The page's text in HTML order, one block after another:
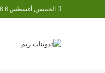
الخميس, أغسطس 6 2026